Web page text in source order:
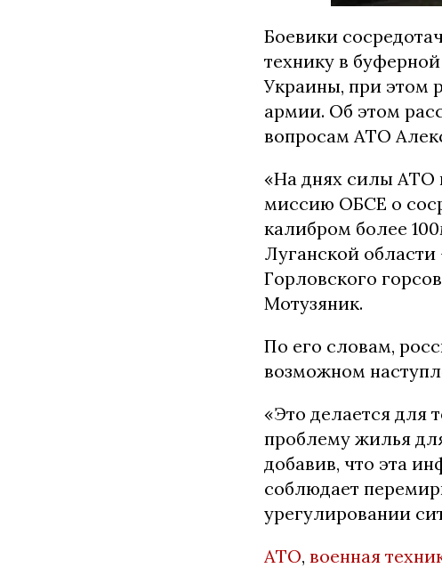
Боевики
технику в
Украины, при этом
армии. Об этом
вопросам АТО
«На днях силы АТО
миссию ОБСЕ о
калибром более
Луганской
Горловского
Мотузяник.
По его словам,
возможном
«Это делается для
проблему жилья
добавив, что эта
соблюдает
урегулировании
АТО, военная